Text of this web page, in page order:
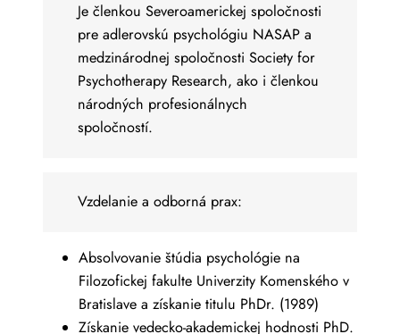
Je členkou Severoamerickej spoločnosti
pre adlerovskú psychológiu NASAP a
medzinárodnej spoločnosti Society for
Psychotherapy Research, ako i členkou
národných profesionálnych
spoločností.
Vzdelanie a odborná prax:
Absolvovanie štúdia psychológie na
Filozofickej fakulte Univerzity Komenského v
Bratislave a získanie titulu PhDr. (1989)
Získanie vedecko-akademickej hodnosti PhD.